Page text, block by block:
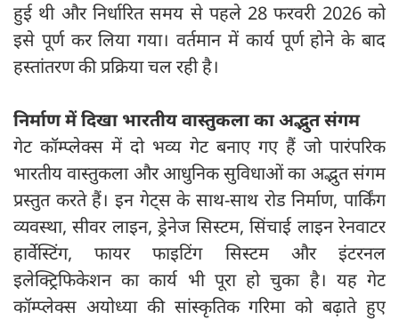
हुई थी और निर्धारित समय से पहले 28 फरवरी 2026 को
इसे पूर्ण कर लिया गया। वर्तमान में कार्य पूर्ण होने के बाद
हस्तांतरण की प्रक्रिया चल रही है।
निर्माण में दिखा भारतीय वास्तुकला का अद्भुत संगम
गेट कॉम्प्लेक्स में दो भव्य गेट बनाए गए हैं जो पारंपरिक
भारतीय वास्तुकला और आधुनिक सुविधाओं का अद्भुत संगम
प्रस्तुत करते हैं। इन गेट्स के साथ-साथ रोड निर्माण, पार्किंग
व्यवस्था, सीवर लाइन, ड्रेनेज सिस्टम, सिंचाई लाइन रेनवाटर
हार्वेस्टिंग, फायर फाइटिंग सिस्टम और इंटरनल
इलेक्ट्रिफिकेशन का कार्य भी पूरा हो चुका है। यह गेट
कॉम्प्लेक्स अयोध्या की सांस्कृतिक गरिमा को बढ़ाते हुए